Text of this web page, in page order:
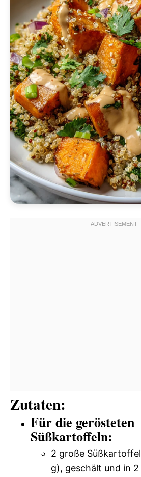
Zutaten:
Für die gerösteten
Süßkartoffeln:
2 große
g), geschält und in